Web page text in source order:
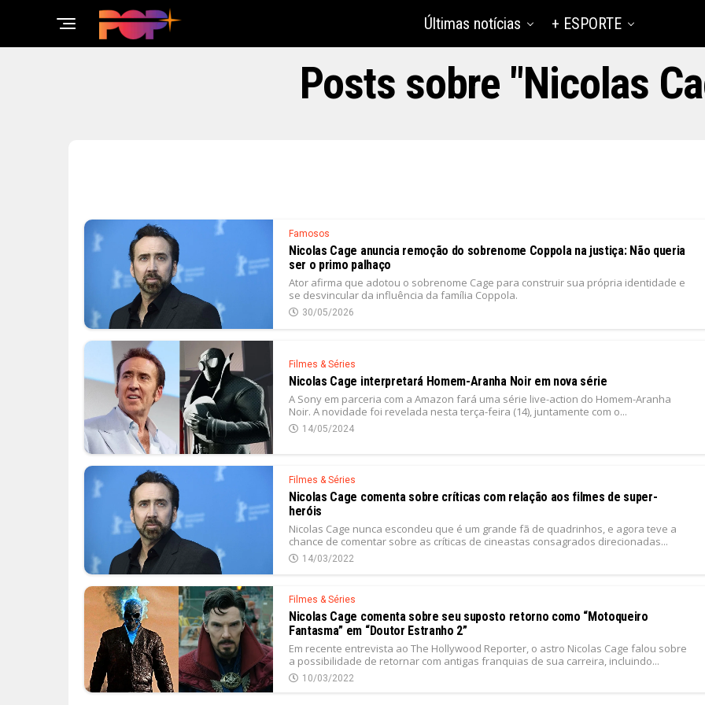
Últimas notícias + ESPORTE
Posts sobre "Nicolas
Famosos
Nicolas Cage anuncia remoção do sobrenome Coppola na justiça: Não queria
ser o primo palhaço
Ator afirma que adotou o sobrenome Cage para construir sua própria identidade e
se desvincular da influência da família Coppola.
30/05/2026
Filmes & Séries
Nicolas Cage interpretará Homem-Aranha Noir em nova série
A Sony em parceria com a Amazon fará uma série live-action do Homem-Aranha
Noir. A novidade foi revelada nesta terça-feira (14), juntamente com o...
14/05/2024
Filmes & Séries
Nicolas Cage comenta sobre críticas com relação aos filmes de super-
heróis
Nicolas Cage nunca escondeu que é um grande fã de quadrinhos, e agora teve a
chance de comentar sobre as críticas de cineastas consagrados direcionadas...
14/03/2022
Filmes & Séries
Nicolas Cage comenta sobre seu suposto retorno como “Motoqueiro
Fantasma” em “Doutor Estranho 2”
Em recente entrevista ao The Hollywood Reporter, o astro Nicolas Cage falou sobre
a possibilidade de retornar com antigas franquias de sua carreira, incluindo...
10/03/2022